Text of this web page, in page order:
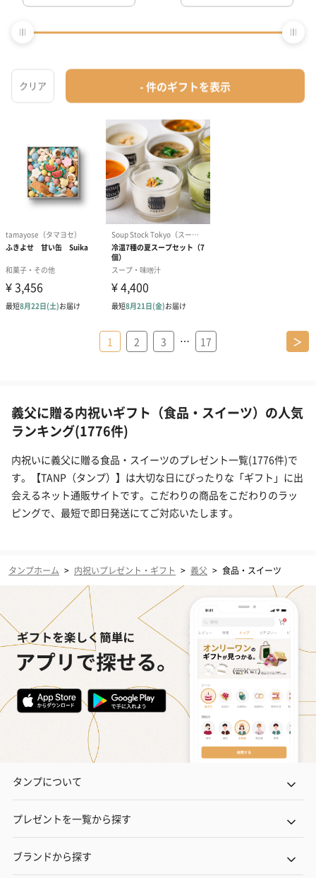
1 2 3 … 17 ＞
義父に贈る内祝いギフト（食品・スイーツ）の人気
ランキング(1776件)
内祝いに義父に贈る食品・スイーツのプレゼント一覧(1776件)で
す。【TANP（タンプ）】は大切な日にぴったりな「ギフト」に出
会えるネット通販サイトです。こだわりの商品をこだわりのラッ
ピングで、最短で即日発送にてご対応いたします。
タンプホーム > 内祝いプレゼント・ギフト > 義父 > 食品・スイーツ
タンプについて
プレゼントを一覧から探す
ブランドから探す